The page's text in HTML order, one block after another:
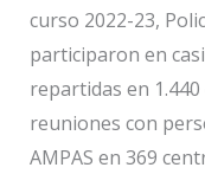
curso 2022-23,
participaron en
repartidas en
reuniones con
AMPAS en 369